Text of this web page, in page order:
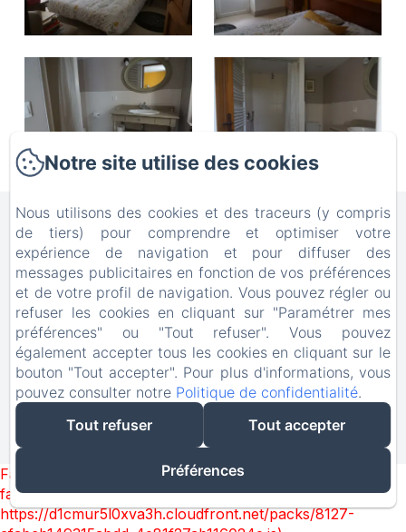
Moulin Notre Dame
Mentions légales
83, Route des Moulins - (ex:2 lieu-dit
l'étang d'en bas ), Saint-Genès-de-Castillon
, 33350, France
jose@moulin-notre-dame.com
+(33) 5.40.20.73.35
+(33) 6.20.52.61.48
Créé par Amenitiz
Failed to load BookingEngine/index: Loading chunk 8127
failed. (missing:
https://d1cmur5l0xva3h.cloudfront.net/packs/8127-
Notre site utilise des cookies
Nous utilisons des cookies et des traceurs (y compris
de tiers) pour comprendre et optimiser votre
expérience de navigation et pour diffuser des
messages publicitaires en fonction de vos préférences
et de votre profil de navigation. Vous pouvez régler ou
refuser les cookies en cliquant sur "Paramétrer mes
préférences" ou "Tout refuser". Vous pouvez
également accepter tous les cookies en cliquant sur le
bouton "Tout accepter". Pour plus d'informations, vous
pouvez consulter notre Politique de confidentialité.
Tout refuser
Tout accepter
Préférences